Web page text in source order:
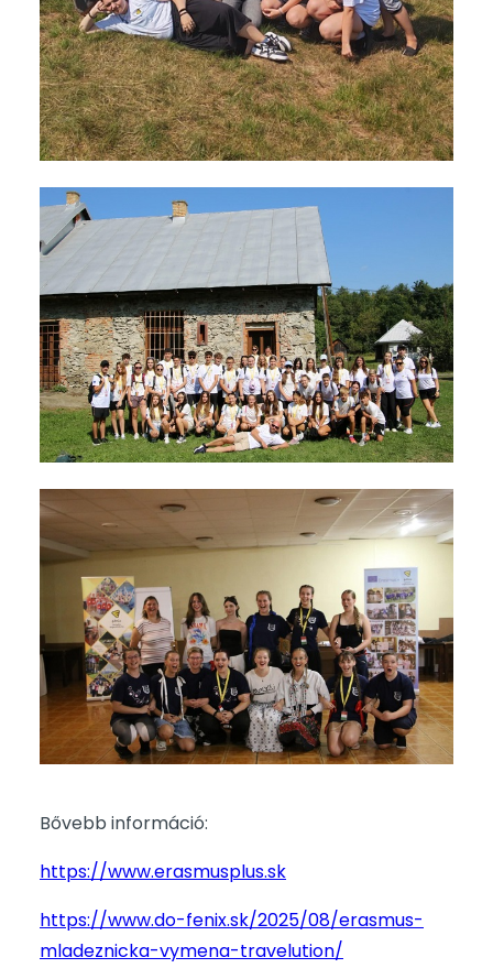
Bővebb információ:
https://www.erasmusplus.sk
https://www.do-fenix.sk/2025/08/erasmus-
mladeznicka-vymena-travelution/